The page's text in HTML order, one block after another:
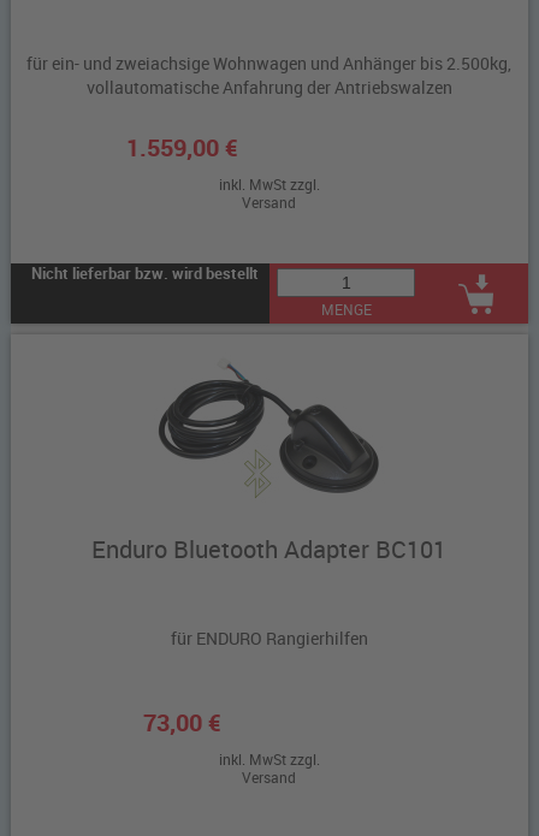
für ein- und zweiachsige Wohnwagen und Anhänger bis 2.500kg,
vollautomatische Anfahrung der Antriebswalzen
1.559,00 €
inkl. MwSt zzgl.
Versand
Nicht lieferbar bzw. wird bestellt
MENGE
Enduro Bluetooth Adapter BC101
für ENDURO Rangierhilfen
73,00 €
inkl. MwSt zzgl.
Versand